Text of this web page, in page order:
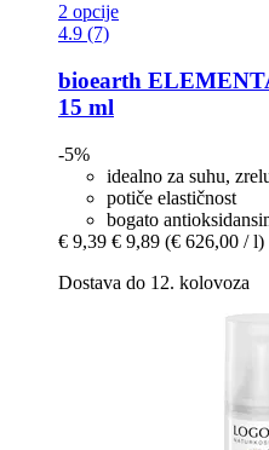
2 opcije
4.9 (7)
bioearth
15 ml
-5%
idealno za suhu,
potiče elastičnost
bogato
€ 9,39 € 9,89 (€ 626,00 / l)
Dostava do 12. kolovoza